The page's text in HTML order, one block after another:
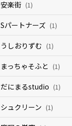
安楽街 (1)
Sパートナーズ (1)
うしおりずむ (1)
まっちゃそふと (1)
だにまるstudio (1)
シュクリーン (1)